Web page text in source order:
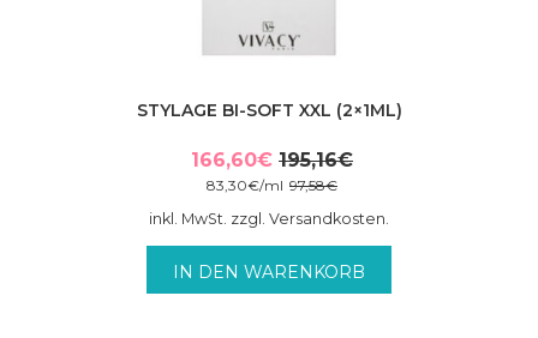
STYLAGE BI-SOFT XXL (2×1ML)
195,16€
Ursprünglicher
war:
195,16€
166,60€
Aktueller
ist:
166,60€.
97,58€
83,30€/ml
inkl. MwSt. zzgl. Versandkosten.
IN DEN WARENKORB